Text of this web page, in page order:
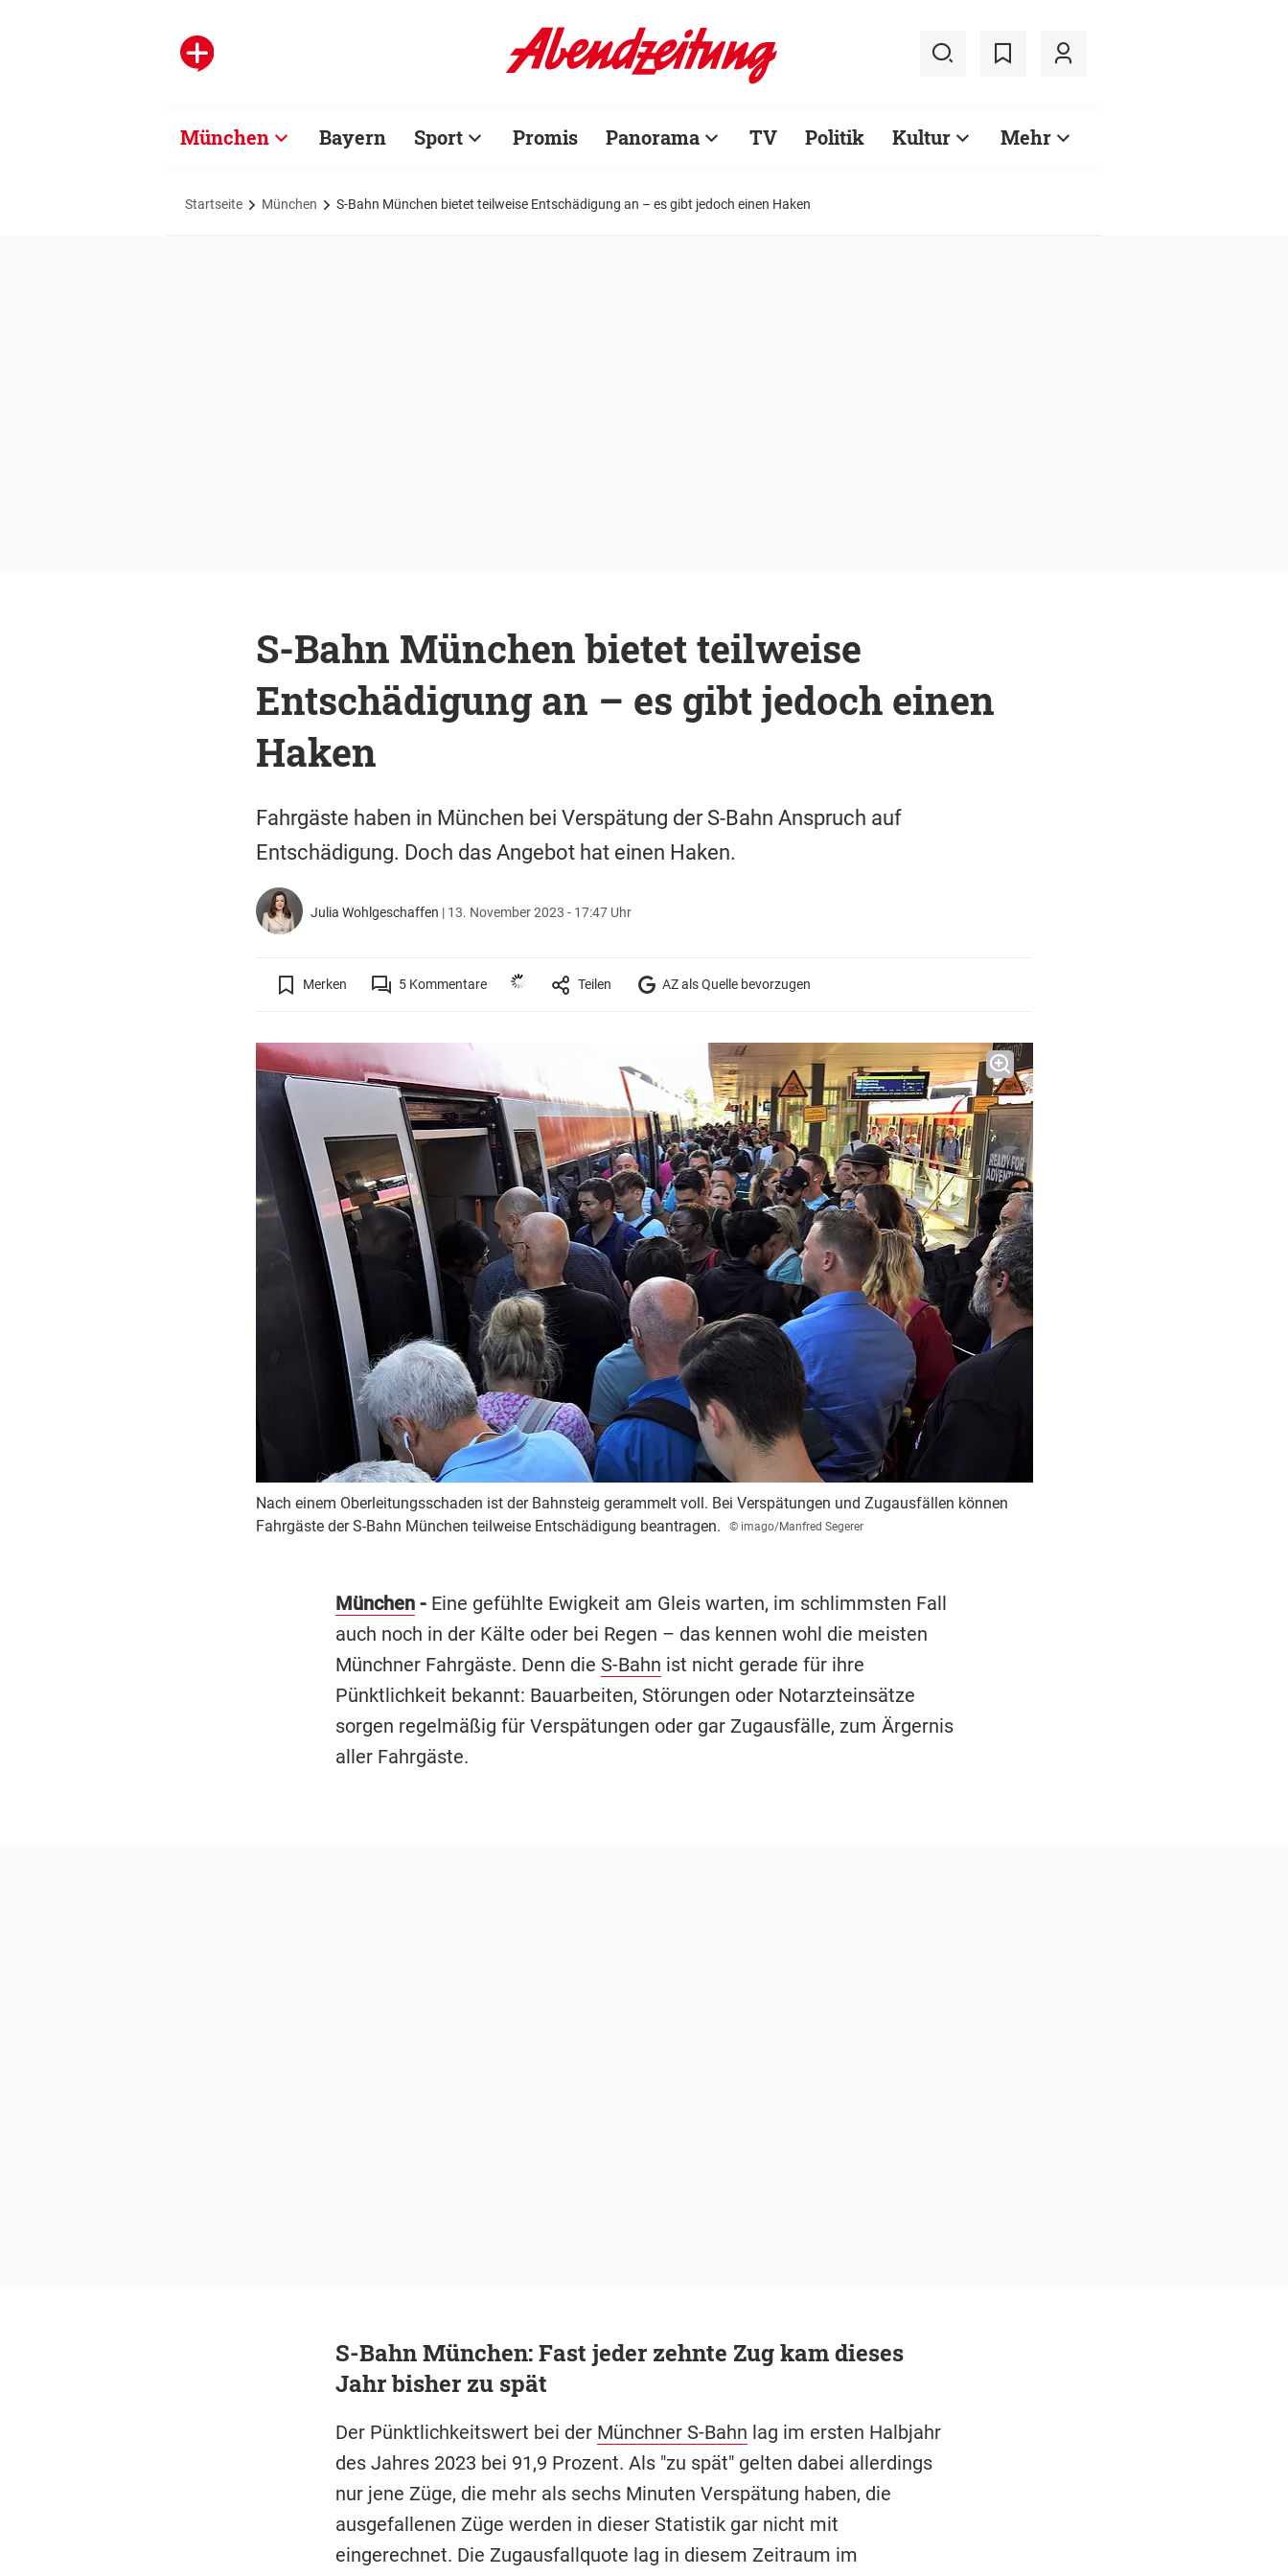
München Bayern Sport Promis Panorama TV Politik Kultur Mehr
Startseite München S-Bahn München bietet teilweise Entschädigung an – es gibt jedoch einen Haken
S-Bahn München bietet teilweise
Entschädigung an – es gibt jedoch einen
Haken
Fahrgäste haben in München bei Verspätung der S-Bahn Anspruch auf
Entschädigung. Doch das Angebot hat einen Haken.
Julia Wohlgeschaffen | 13. November 2023 - 17:47 Uhr
Merken 5Kommentare Teilen AZ als Quelle bevorzugen
Nach einem Oberleitungsschaden ist der Bahnsteig gerammelt voll. Bei Verspätungen und Zugausfällen können
Fahrgäste der S-Bahn München teilweise Entschädigung beantragen.
© imago/Manfred Segerer
München-Eine gefühlte Ewigkeit am Gleis warten, im schlimmsten Fall
auch noch in der Kälte oder bei Regen – das kennen wohl die meisten
Münchner Fahrgäste. Denn die S-Bahn ist nicht gerade für ihre
Pünktlichkeit bekannt: Bauarbeiten, Störungen oder Notarzteinsätze
sorgen regelmäßig für Verspätungen oder gar Zugausfälle, zum Ärgernis
aller Fahrgäste.
S-Bahn München: Fast jeder zehnte Zug kam dieses
Jahr bisher zu spät
Der Pünktlichkeitswert bei der Münchner S-Bahn lag im ersten Halbjahr
des Jahres 2023 bei 91,9 Prozent. Als "zu spät" gelten dabei allerdings
nur jene Züge, die mehr als sechs Minuten Verspätung haben, die
ausgefallenen Züge werden in dieser Statistik gar nicht mit
eingerechnet. Die Zugausfallquote lag in diesem Zeitraum im